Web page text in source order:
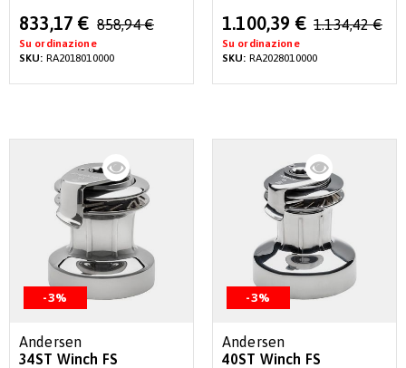
Special
Price
833,17 € 858,94 €
Su ordinazione
SKU: RA2018010000
Special
Price
1.100,39 € 1.134,42 €
Su ordinazione
SKU: RA2028010000
-3%
Andersen
34ST Winch FS
-3%
Andersen
40ST Winch FS